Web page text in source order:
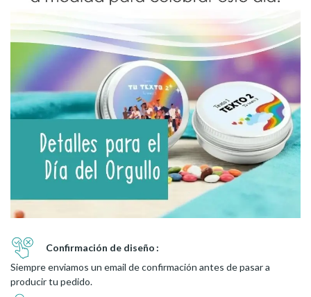
Confirmación de diseño
Siempre enviamos un email de confirmación antes de pasar a
producir tu pedido.